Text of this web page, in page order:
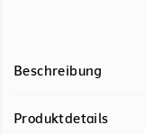
Beschreibung
Produktdetails